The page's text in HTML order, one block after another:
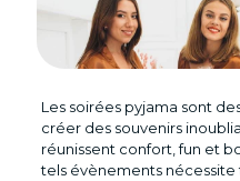
Les soirées pyjama sont
créer des souvenirs
réunissent confort, fun et
tels évènements